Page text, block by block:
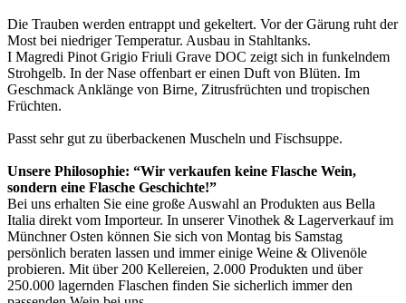
Die Trauben werden entrappt und gekeltert. Vor der Gärung ruht der
Most bei niedriger Temperatur. Ausbau in Stahltanks.
I Magredi Pinot Grigio Friuli Grave DOC zeigt sich in funkelndem
Strohgelb. In der Nase offenbart er einen Duft von Blüten. Im
Geschmack Anklänge von Birne, Zitrusfrüchten und tropischen
Früchten.
Passt sehr gut zu überbackenen Muscheln und Fischsuppe.
Unsere Philosophie: “Wir verkaufen keine Flasche Wein,
sondern eine Flasche Geschichte!”
Bei uns erhalten Sie eine große Auswahl an Produkten aus Bella
Italia direkt vom Importeur. In unserer Vinothek & Lagerverkauf im
Münchner Osten können Sie sich von Montag bis Samstag
persönlich beraten lassen und immer einige Weine & Olivenöle
probieren. Mit über 200 Kellereien, 2.000 Produkten und über
250.000 lagernden Flaschen finden Sie sicherlich immer den